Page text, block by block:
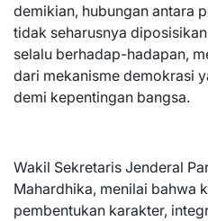
demikian, hubungan antara
tidak seharusnya
selalu berhadap-hadapan,
dari mekanisme demokrasi
demi kepentingan bangsa.
Wakil Sekretaris Jenderal
Mahardhika, menilai bahwa
pembentukan karakter,